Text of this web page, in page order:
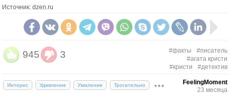
Источник: dzen.ru
945 3 #факты
#писатель
#агата кристи
#кристи
#детектив
Интерес Удивление Умиление Трогательно
FeelingMoment
23 месяца